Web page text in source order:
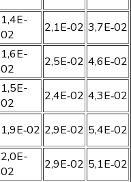
1,4E-
02
2,1E‑02 3,7E‑02
1,6E-
02
2,5E‑02 4,6E‑02
1,5E-
02
2,4E‑02 4,3E‑02
1,9E‑02 2,9E‑02 5,4E‑02
2,0E-
02
2,9E‑02 5,1E‑02